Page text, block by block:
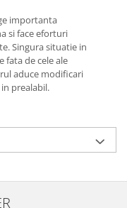
importanta
si face eforturi
Singura situatie in
de cele ale
aduce modificari
prealabil.